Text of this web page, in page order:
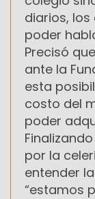
diarios,
poder
Precisó
ante la
esta
costo del
poder
por la
entender
“estamos